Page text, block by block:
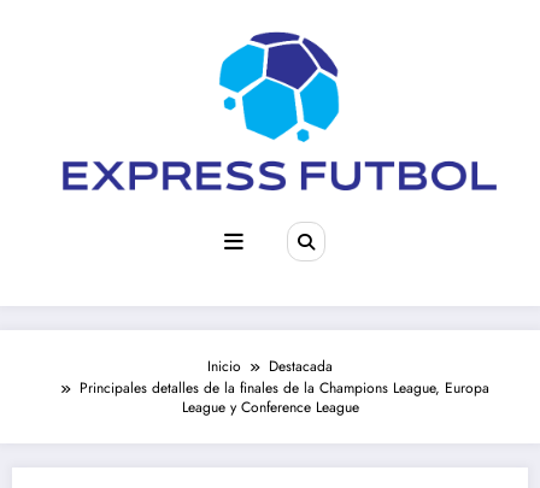
Inicio
Destacada
Principales detalles de la finales de la Champions League, Europa
League y Conference League